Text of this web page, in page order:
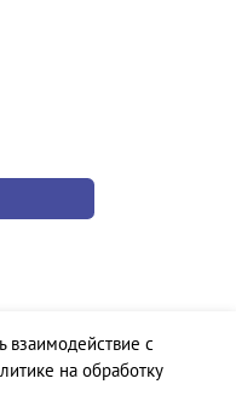
взаимодействие с
на обработку